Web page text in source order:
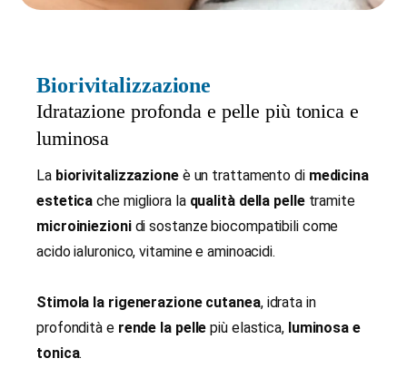
Biorivitalizzazione
Idratazione profonda e pelle più tonica e
luminosa
La biorivitalizzazione è un trattamento di medicina
estetica che migliora la qualità della pelletramite
microiniezioni di sostanze biocompatibili come
acido ialuronico, vitamine e aminoacidi.
Stimola la rigenerazione cutanea, idrata in
profondità e rende la pelle più elastica, luminosa e
tonica.